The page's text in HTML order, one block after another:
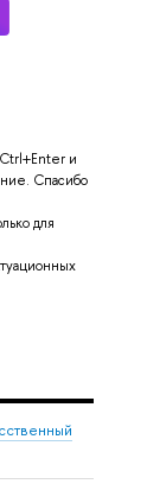
и
Спасибо
для